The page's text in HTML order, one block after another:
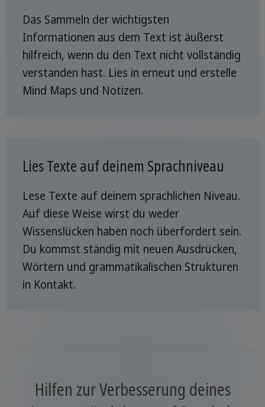
Das Sammeln der wichtigsten
Informationen aus dem Text ist äußerst
hilfreich, wenn du den Text nicht vollständig
verstanden hast. Lies in erneut und erstelle
Mind Maps und Notizen.
Lies Texte auf deinem Sprachniveau
Lese Texte auf deinem sprachlichen Niveau.
Auf diese Weise wirst du weder
Wissenslücken haben noch überfordert sein.
Du kommst ständig mit neuen Ausdrücken,
Wörtern und grammatikalischen Strukturen
in Kontakt.
Hilfen zur Verbesserung deines